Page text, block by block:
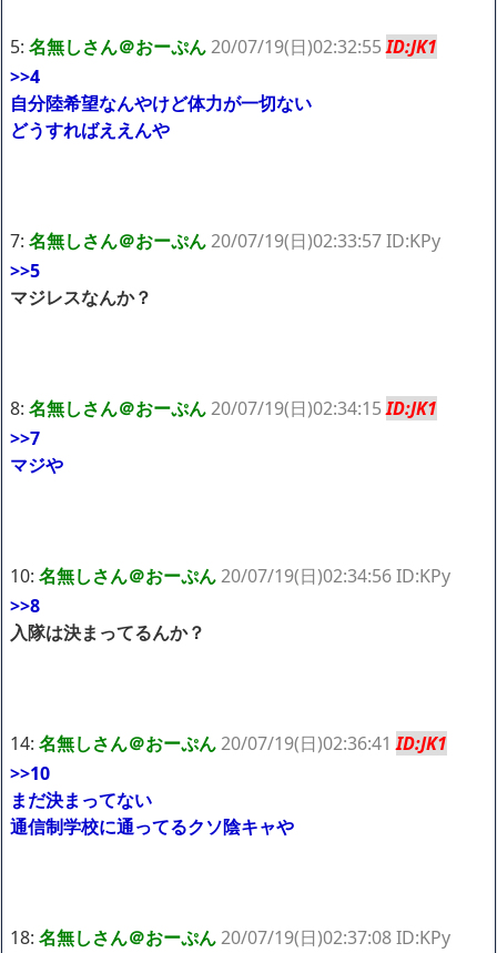
5: 名無しさん＠おーぷん20/07/19(日)02:32:55ID:JK1
>>4
自分陸希望なんやけど体力が一切ない
どうすればええんや
7: 名無しさん＠おーぷん20/07/19(日)02:33:57 ID:KPy
>>5
マジレスなんか？
8: 名無しさん＠おーぷん20/07/19(日)02:34:15ID:JK1
>>7
マジや
10: 名無しさん＠おーぷん20/07/19(日)02:34:56 ID:KPy
>>8
入隊は決まってるんか？
14: 名無しさん＠おーぷん20/07/19(日)02:36:41ID:JK1
>>10
まだ決まってない
通信制学校に通ってるクソ陰キャや
18: 名無しさん＠おーぷん20/07/19(日)02:37:08 ID:KPy